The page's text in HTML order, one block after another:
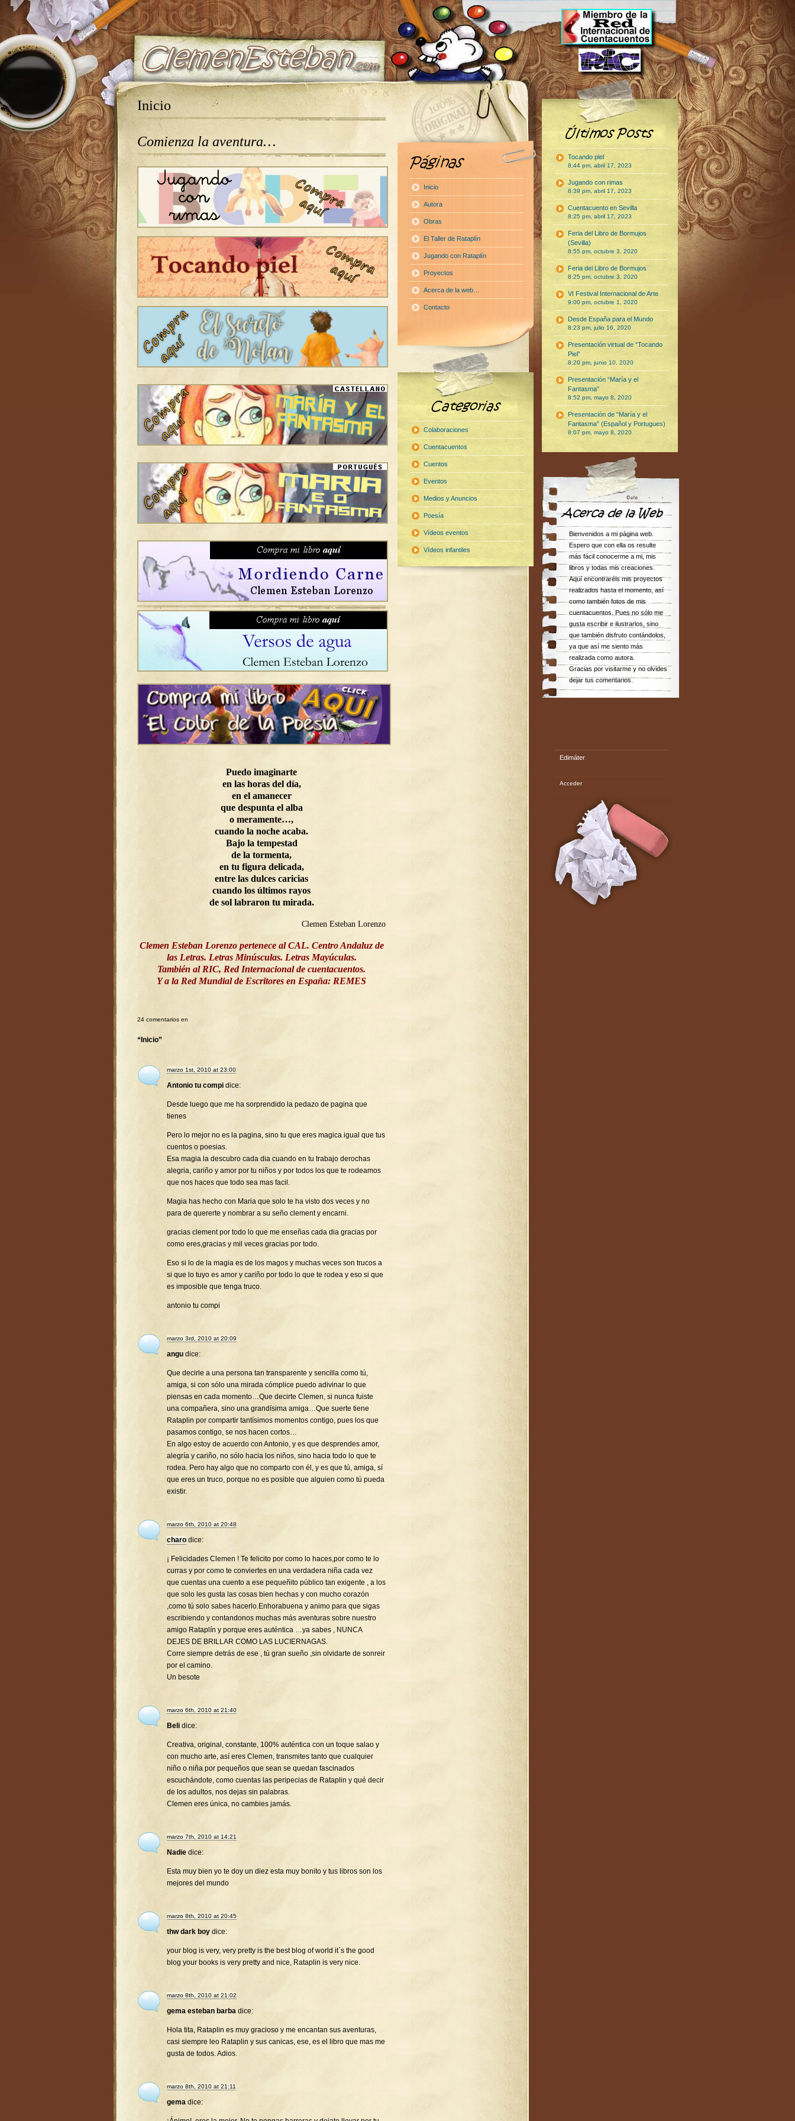
Inicio
Comienza la aventura…
Puedo imaginarte
en las horas del día,
en el amanecer
que despunta el alba
o meramente…,
cuando la noche acaba.
Bajo la tempestad
de la tormenta,
en tu figura delicada,
entre las dulces caricias
cuando los últimos rayos
de sol labraron tu mirada.
Clemen Esteban Lorenzo
Clemen Esteban Lorenzo pertenece al CAL. Centro Andaluz de
las Letras. Letras Minúsculas. Letras Mayúculas.
También al RIC, Red Internacional de cuentacuentos.
Y a la Red Mundial de Escritores en España: REMES
24 comentarios en
“Inicio”
marzo 1st, 2010 at 23:00
Antonio tu compi dice:
Desde luego que me ha sorprendido la pedazo de pagina que
tienes
Pero lo mejor no es la pagina, sino tu que eres magica igual que tus
cuentos o poesias.
Esa magia la descubro cada dia cuando en tu trabajo derochas
alegria, cariño y amor por tu niños y por todos los que te rodeamos
que nos haces que todo sea mas facil.
Magia has hecho con Maria que solo te ha visto dos veces y no
para de quererte y nombrar a su seño clement y encarni.
gracias clement por todo lo que me enseñas cada dia gracias por
como eres,gracias y mil veces gracias por todo.
Eso si lo de la magia es de los magos y muchas veces son trucos a
si que lo tuyo es amor y cariño por todo lo que te rodea y eso si que
es imposible que tenga truco.
antonio tu compi
marzo 3rd, 2010 at 20:09
angu dice:
Que decirle a una persona tan transparente y sencilla como tú,
amiga, si con sólo una mirada cómplice puedo adivinar lo que
piensas en cada momento…Que decirte Clemen, si nunca fuiste
una compañera, sino una grandísima amiga…Que suerte tiene
Rataplin por compartir tantísimos momentos contigo, pues los que
pasamos contigo, se nos hacen cortos…
En algo estoy de acuerdo con Antonio, y es que desprendes amor,
alegría y cariño, no sólo hacia los niños, sino hacia todo lo que te
rodea. Pero hay algo que no comparto con él, y es que tú, amiga, sí
que eres un truco, porque no es posible que alguien como tú pueda
existir.
marzo 6th, 2010 at 20:48
charo dice:
¡ Felicidades Clemen ! Te felicito por como lo haces,por como te lo
curras y por como te conviertes en una verdadera niña cada vez
que cuentas una cuento a ese pequeñito público tan exigente , a los
que solo les gusta las cosas bien hechas y con mucho corazón
,como tú solo sabes hacerlo.Enhorabuena y animo para que sigas
escribiendo y contandonos muchas más aventuras sobre nuestro
amigo Rataplín y porque eres auténtica …ya sabes , NUNCA
DEJES DE BRILLAR COMO LAS LUCIERNAGAS.
Corre siempre detrás de ese , tú gran sueño ,sin olvidarte de sonreir
por el camino.
Un besote
marzo 6th, 2010 at 21:40
Beli dice:
Creativa, original, constante, 100% auténtica con un toque salao y
con mucho arte, así eres Clemen, transmites tanto que cualquier
niño o niña por pequeños que sean se quedan fascinados
escuchándote, como cuentas las peripecias de Rataplin y qué decir
de los adultos, nos dejas sin palabras.
Clemen eres única, no cambies jamás.
marzo 7th, 2010 at 14:21
Nadie dice:
Esta muy bien yo te doy un diez esta muy bonito y tus libros son los
mejores del mundo
marzo 8th, 2010 at 20:45
thw dark boy dice:
your blog is very, very pretty is the best blog of world it`s the good
blog your books is very pretty and nice, Rataplin is very nice.
marzo 8th, 2010 at 21:02
gema esteban barba dice:
Hola tita, Rataplin es muy gracioso y me encantan sus aventuras,
casi siempre leo Rataplin y sus canicas, ese, es el libro que mas me
gusta de todos. Adios.
marzo 8th, 2010 at 21:11
gema dice:
Inicio
Autora
Obras
El Taller de Rataplín
Jugando con Rataplín
Proyectos
Acerca de la web…
Contacto
Colaboraciones
Cuentacuentos
Cuentos
Eventos
Medios y Anuncios
Poesía
Vídeos eventos
Vídeos infantiles
Tocando piel
8:44 pm, abril 17, 2023
Jugando con rimas
8:39 pm, abril 17, 2023
Cuentacuento en Sevilla
8:25 pm, abril 17, 2023
Feria del Libro de Bormujos
(Sevilla)
8:55 pm, octubre 3, 2020
Feria del Libro de Bormujos
8:25 pm, octubre 3, 2020
VI Festival Internacional de Arte
9:00 pm, octubre 1, 2020
Desde España para el Mundo
8:23 pm, julio 16, 2020
Presentación virtual de “Tocando
Piel”
8:20 pm, junio 10, 2020
Presentación “María y el
Fantasma”
8:52 pm, mayo 8, 2020
Presentación de “María y el
Fantasma” (Español y Portugues)
8:07 pm, mayo 8, 2020
Bienvenidos a mi página web.
Espero que con ella os resulte
más fácil conocerme a mi, mis
libros y todas mis creaciones.
Aquí encontraréis mis proyectos
realizados hasta el momento, así
como también fotos de mis
cuentacuentos. Pues no sólo me
gusta escribir e ilustrarlos, sino
que también disfruto contándolos,
ya que así me siento más
realizada como autora.
Gracias por visitarme y no olvides
dejar tus comentarios.
Edimáter
Acceder